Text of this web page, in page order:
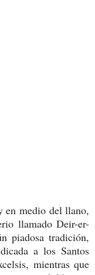
en medio del llano,
llamado Deir-er-
piadosa tradición,
a los Santos
mientras que